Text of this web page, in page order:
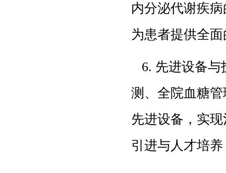
内分泌代谢疾
为患者提供全
6. 先进设备与
测、全院血糖
先进设备，实
引进与人才培